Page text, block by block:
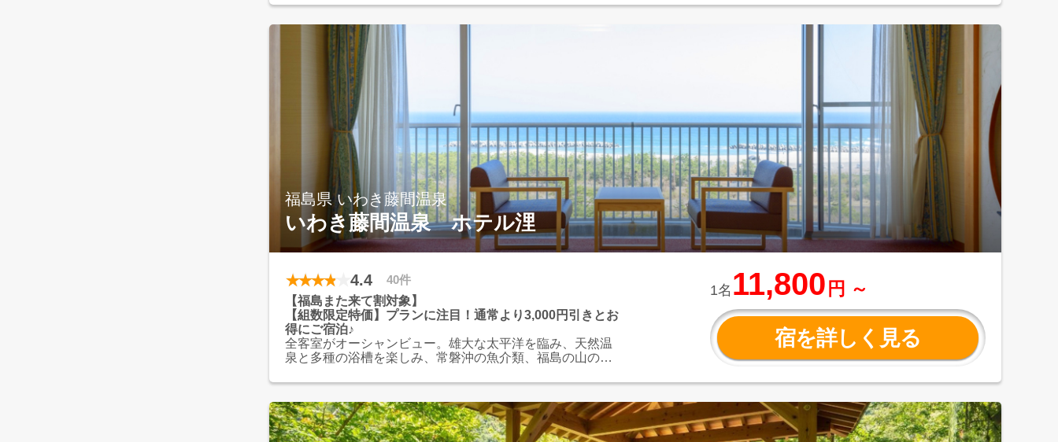
風。頬をなでる、やさしい風。クリスタルに輝く、あさや
の象徴「吹き抜けロビー」に、心地よい風が吹き抜けま
福島県 いわき藤間温泉
いわき藤間温泉 ホテル浬
4.4
40件
【福島また来て割対象】
【組数限定特価】プランに注目！通常より3,000円引きとお
得にご宿泊♪
全客室がオーシャンビュー。雄大な太平洋を臨み、天然温
泉と多種の浴槽を楽しみ、常磐沖の魚介類、福島の山の幸
1名 11,800 円 ～
宿を詳しく見る